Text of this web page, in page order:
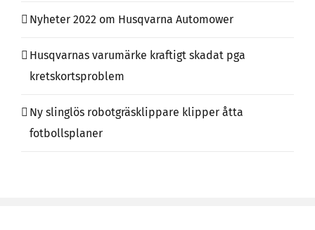
Nyheter 2022 om Husqvarna Automower
Husqvarnas varumärke kraftigt skadat pga
kretskortsproblem
Ny slinglös robotgräsklippare klipper åtta
fotbollsplaner